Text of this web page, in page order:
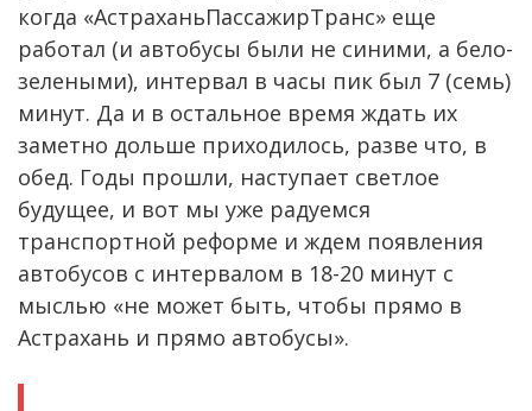
когда «АстраханьПассажирТранс» еще
работал (и автобусы были не синими, а бело-
зелеными), интервал в часы пик был 7 (семь)
минут. Да и в остальное время ждать их
заметно дольше приходилось, разве что, в
обед. Годы прошли, наступает светлое
будущее, и вот мы уже радуемся
транспортной реформе и ждем появления
автобусов с интервалом в 18-20 минут с
мыслью «не может быть, чтобы прямо в
Астрахань и прямо автобусы».